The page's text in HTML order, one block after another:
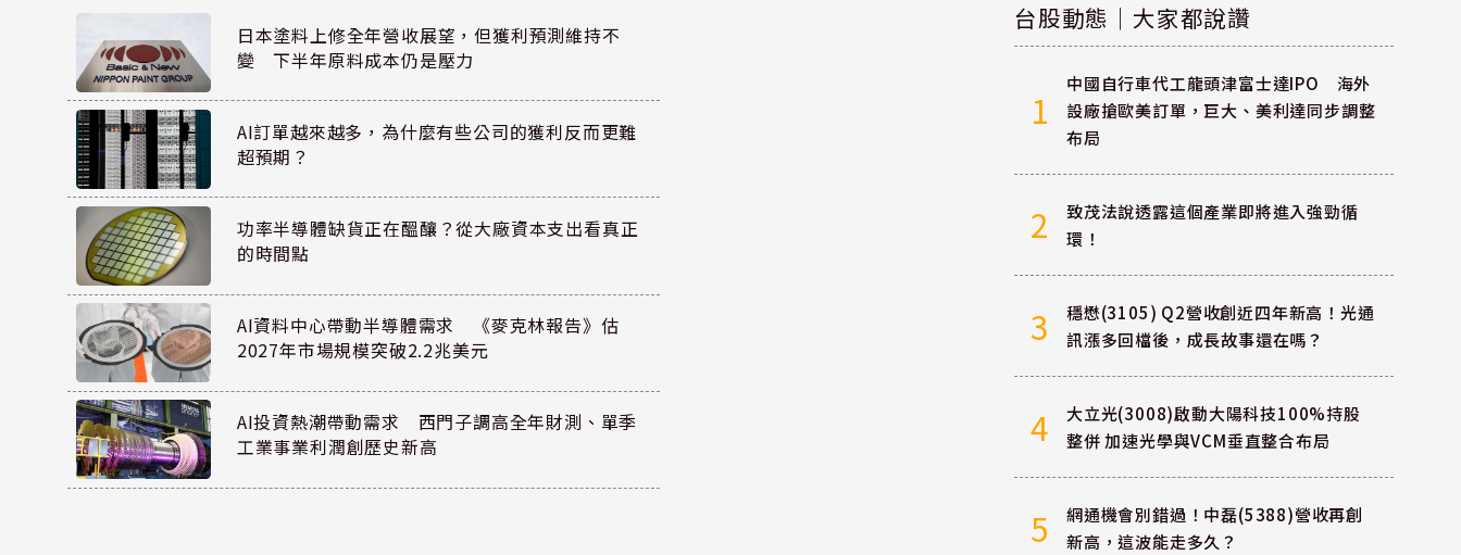
日本塗料上修全年營收展望，但獲利預測維持不
變 下半年原料成本仍是壓力
AI訂單越來越多，為什麼有些公司的獲利反而更難
超預期？
功率半導體缺貨正在醞釀？從大廠資本支出看真正
的時間點
AI資料中心帶動半導體需求 《麥克林報告》估
2027年市場規模突破2.2兆美元
AI投資熱潮帶動需求 西門子調高全年財測、單季
工業事業利潤創歷史新高
台股動態｜大家都說讚
1
中國自行車代工龍頭津富士達IPO 海外
設廠搶歐美訂單，巨大、美利達同步調整
布局
2
致茂法說透露這個產業即將進入強勁循
環！
3
穩懋(3105) Q2營收創近四年新高！光通
訊漲多回檔後，成長故事還在嗎？
4
大立光(3008)啟動大陽科技100%持股
整併 加速光學與VCM垂直整合布局
5
網通機會別錯過！中磊(5388)營收再創
新高，這波能走多久？